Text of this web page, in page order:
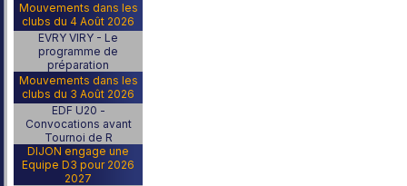
Mouvements dans les
clubs du 4 Août 2026
EVRY VIRY - Le
programme de
préparation
Mouvements dans les
clubs du 3 Août 2026
EDF U20 -
Convocations avant
Tournoi de R
DIJON engage une
Equipe D3 pour 2026
2027